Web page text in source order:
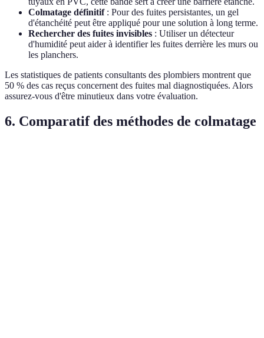
Colmatage définitif: Pour des fuites persistantes, un gel
d'étanchéité peut être appliqué pour une solution à long terme.
Rechercher des fuites invisibles : Utiliser un détecteur
d'humidité peut aider à identifier les fuites derrière les murs ou
les planchers.
Les statistiques de patients consultants des plombiers montrent que
50 % des cas reçus concernent des fuites mal diagnostiquées. Alors
assurez-vous d'être minutieux dans votre évaluation.
6. Comparatif des méthodes de colmatage